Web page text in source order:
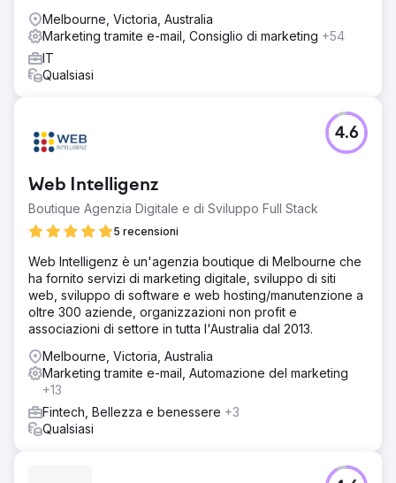
Con un sistema scalabile e ad alte prestazioni, SST è ora
posizionata per una crescita e un successo continui.
Melbourne, Victoria, Australia
Marketing tramite e-mail, Consiglio di marketing +54
IT
Qualsiasi
Web Intelligenz
Boutique Agenzia Digitale e di Sviluppo Full Stack
5 recensioni
4.6
Web Intelligenz è un'agenzia boutique di Melbourne che
ha fornito servizi di marketing digitale, sviluppo di siti
web, sviluppo di software e web hosting/manutenzione a
oltre 300 aziende, organizzazioni non profit e
associazioni di settore in tutta l'Australia dal 2013.
Melbourne, Victoria, Australia
Marketing tramite e-mail, Automazione del marketing
+13
Fintech, Bellezza e benessere +3
Qualsiasi